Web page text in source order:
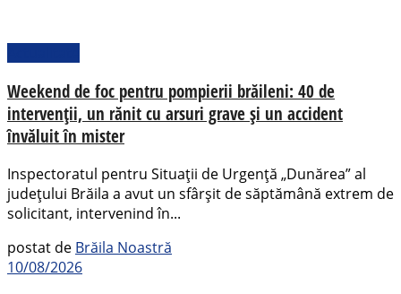
Weekend de foc pentru pompierii brăileni: 40 de
intervenții, un rănit cu arsuri grave și un accident
învăluit în mister
Inspectoratul pentru Situații de Urgență „Dunărea” al
județului Brăila a avut un sfârșit de săptămână extrem de
solicitant, intervenind în...
postat de Brăila Noastră
10/08/2026